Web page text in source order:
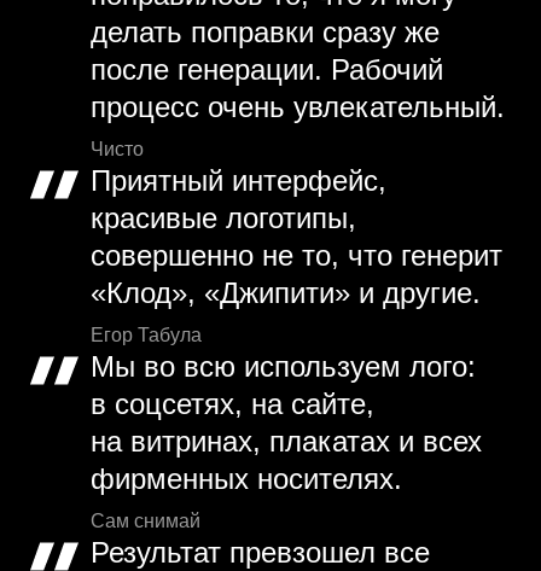
делать поправки сразу же
после генерации. Рабочий
процесс очень увлекательный.
Чисто
Приятный интерфейс,
красивые логотипы,
совершенно не то, что генерит
«Клод», «Джипити» и другие.
Егор Табула
Мы во всю используем лого:
в соцсетях, на сайте,
на витринах, плакатах и всех
фирменных носителях.
Сам снимай
Результат превзошел все